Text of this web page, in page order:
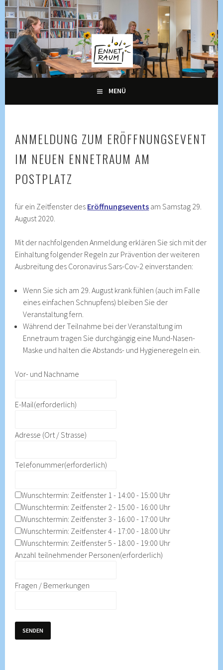
Springe
zum
Inhalt
ENNETRAUM –
KULTURZENTRUM
ENNETBADEN
KULTUR, KURSE UND VERANSTALTUNGEN FÜR ALLE
GENERATIONEN
MENÜ
ANMELDUNG ZUM ERÖFFNUNGSEVENT
IM NEUEN ENNETRAUM AM
POSTPLATZ
für ein Zeitfenster des Eröffnungsevents am Samstag 29.
August 2020.
Mit der nachfolgenden Anmeldung erklären Sie sich mit der
Einhaltung folgender Regeln zur Prävention der weiteren
Ausbreitung des Coronavirus Sars-Cov-2 einverstanden:
Wenn Sie sich am 29. August krank fühlen (auch im Falle
eines einfachen Schnupfens) bleiben Sie der
Veranstaltung fern.
Während der Teilnahme bei der Veranstaltung im
Ennetraum tragen Sie durchgängig eine Mund-Nasen-
Maske und halten die Abstands- und Hygieneregeln ein.
Vor- und Nachname
E-Mail(erforderlich)
Adresse (Ort / Strasse)
Telefonummer(erforderlich)
Wunschtermin: Zeitfenster 1 - 14:00 - 15:00 Uhr
Wunschtermin: Zeitfenster 2 - 15:00 - 16:00 Uhr
Wunschtermin: Zeitfenster 3 - 16:00 - 17:00 Uhr
Wunschtermin: Zeitfenster 4 - 17:00 - 18:00 Uhr
Wunschtermin: Zeitfenster 5 - 18:00 - 19:00 Uhr
Anzahl teilnehmender Personen(erforderlich)
Fragen / Bemerkungen
SENDEN